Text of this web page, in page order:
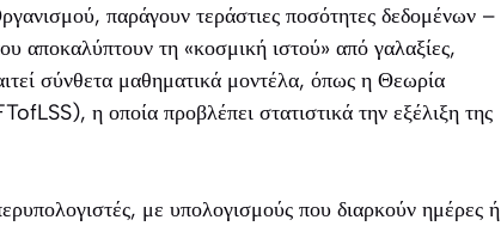
παράγουν τεράστιες ποσότητες δεδομένων –
αποκαλύπτουν τη «κοσμική ιστού» από γαλαξίες,
σύνθετα μαθηματικά μοντέλα, όπως η Θεωρία
η οποία προβλέπει στατιστικά την εξέλιξη της
με υπολογισμούς που διαρκούν ημέρες ή